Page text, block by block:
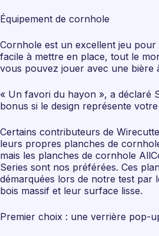
Équipement de cornhole
Cornhole est un excellent jeu
facile à mettre en place, tout le
vous pouvez jouer avec une bière
« Un favori du hayon », a déclaré
bonus si le design représente
Certains contributeurs de
leurs propres planches de
mais les planches de cornhole
Series sont nos préférées. Ces
démarquées lors de notre test par
bois massif et leur surface lisse.
Premier choix : une verrière pop-